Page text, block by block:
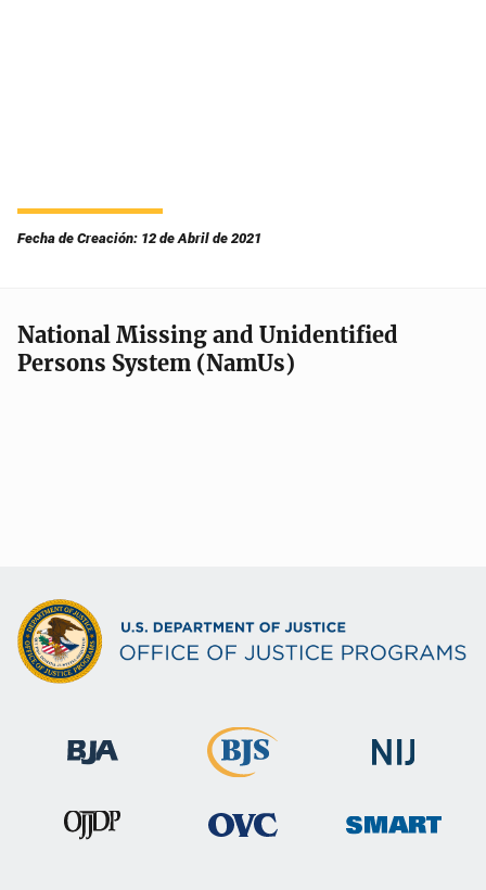
Fecha de Creación: 12 de Abril de 2021
National Missing and Unidentified
Persons System (NamUs)